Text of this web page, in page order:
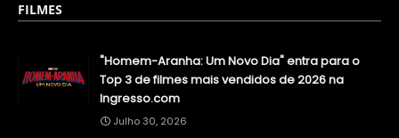
FILMES
"Homem-Aranha: Um Novo Dia" entra para o
Top 3 de filmes mais vendidos de 2026 na
Ingresso.com
Julho 30, 2026